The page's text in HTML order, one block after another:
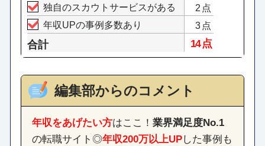
独自のスカウトサービスがある
2点
年収UPの事例多数あり
3点
合計 14 点
編集部からのコメント
年収をあげたい方はここ！ 業界満足度No.1
の転職サイト◎年収200万以上UPした事例も